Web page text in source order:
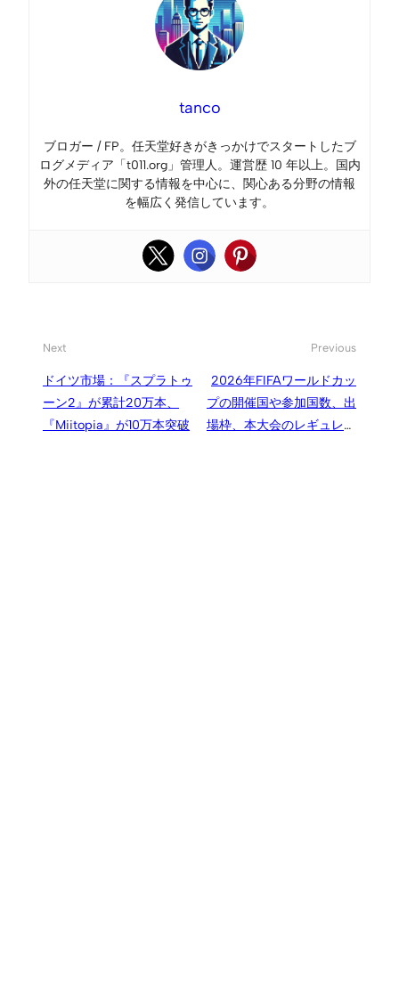
tanco
ブロガー / FP。任天堂好きがきっかけでスタートしたブ
ログメディア「t011.org」管理人。運営歴 10 年以上。国内
外の任天堂に関する情報を中心に、関心ある分野の情報
を幅広く発信しています。
Next
ドイツ市場：『スプラトゥ
ーン2』が累計20万本、
『Miitopia』が10万本突破
Previous
2026年FIFAワールドカッ
プの開催国や参加国数、出
場枠、本大会のレギュレー